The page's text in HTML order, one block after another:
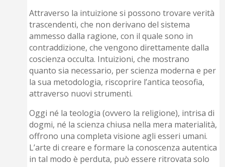
Attraverso la intuizione si possono trovare verità
trascendenti, che non derivano del sistema
ammesso dalla ragione, con il quale sono in
contraddizione, che vengono direttamente dalla
coscienza occulta. Intuizioni, che mostrano
quanto sia necessario, per scienza moderna e per
la sua metodologia, riscoprire l’antica teosofia,
attraverso nuovi strumenti.
Oggi né la teologia (ovvero la religione), intrisa di
dogmi, né la scienza chiusa nella mera materialità,
offrono una completa visione agli esseri umani.
L’arte di creare e formare la conoscenza autentica
in tal modo è perduta, può essere ritrovata solo